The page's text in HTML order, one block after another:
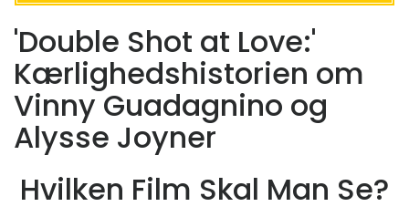
'Double Shot at Love:'
Kærlighedshistorien om
Vinny Guadagnino og
Alysse Joyner
Hvilken Film Skal Man Se?